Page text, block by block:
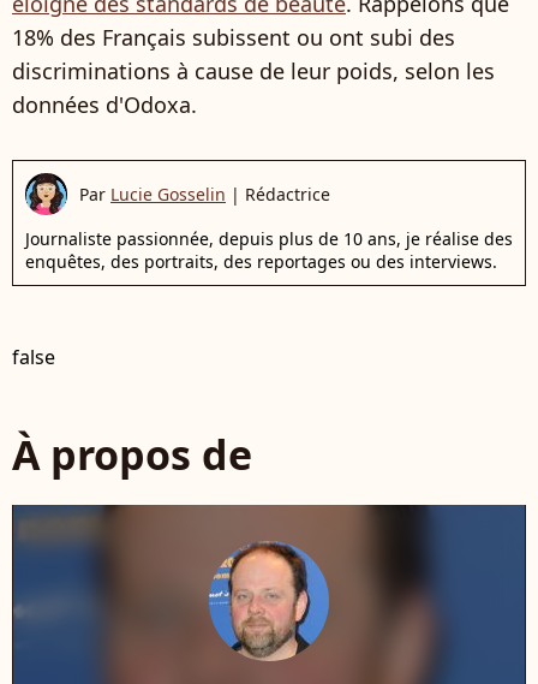
18% des Français subissent ou ont subi des
discriminations à cause de leur poids, selon les
données d'Odoxa.
Par Lucie Gosselin | Rédactrice
Journaliste passionnée, depuis plus de 10 ans, je réalise des
enquêtes, des portraits, des reportages ou des interviews.
false
À propos de